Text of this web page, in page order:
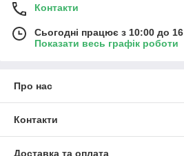
Контакти
Сьогодні працює з 10:00 до
Показати весь графік роботи
Про нас
Контакти
Доставка та оплата